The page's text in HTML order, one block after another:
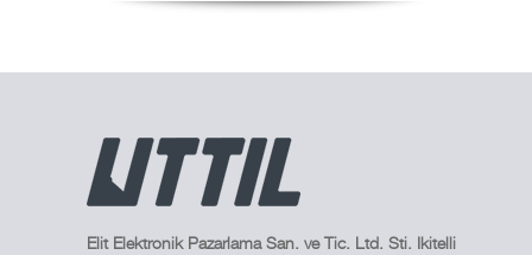
Elit Elektronik Pazarlama San. ve Tic. Ltd. Sti. Ikitelli